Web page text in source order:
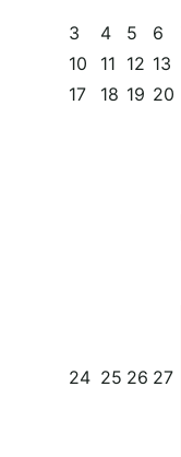
3
4 5 6
10
11 12 13
17
18 19 20
24 25 26 27